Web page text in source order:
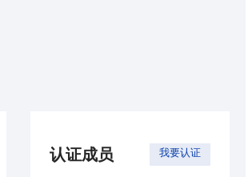
认证成员 我要认证